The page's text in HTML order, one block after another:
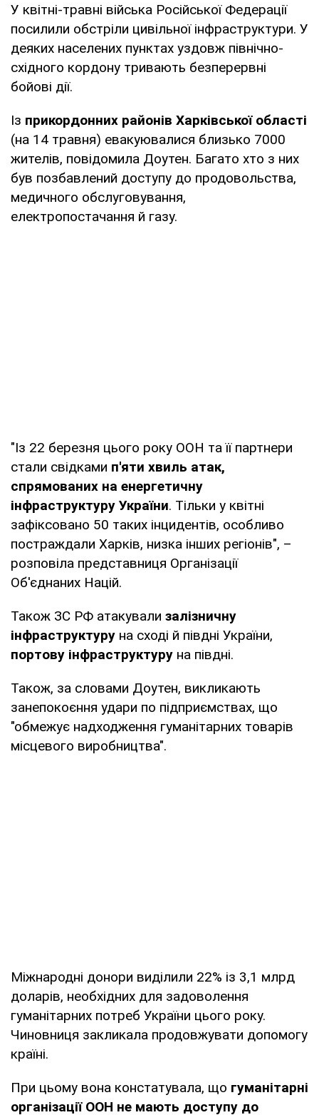
У квітні-травні війська Російської Федерації
посилили обстріли цивільної інфраструктури. У
деяких населених пунктах уздовж північно-
східного кордону тривають безперервні
бойові дії.
Із прикордонних районів Харківської області
(на 14 травня) евакуювалися близько 7000
жителів, повідомила Доутен. Багато хто з них
був позбавлений доступу до продовольства,
медичного обслуговування,
електропостачання й газу.
"Із 22 березня цього року ООН та її партнери
стали свідками п'яти хвиль атак,
спрямованих на енергетичну
інфраструктуру України. Тільки у квітні
зафіксовано 50 таких інцидентів, особливо
постраждали Харків, низка інших регіонів", –
розповіла представниця Організації
Об'єднаних Націй.
Також ЗС РФ атакували залізничну
інфраструктуру на сході й півдні України,
портову інфраструктуру на півдні.
Також, за словами Доутен, викликають
занепокоєння удари по підприємствах, що
"обмежує надходження гуманітарних товарів
місцевого виробництва".
Міжнародні донори виділили 22% із 3,1 млрд
доларів, необхідних для задоволення
гуманітарних потреб України цього року.
Чиновниця закликала продовжувати допомогу
країні.
При цьому вона констатувала, що гуманітарні
організації ООН не мають доступу до